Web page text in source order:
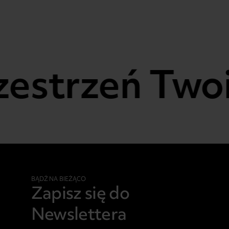
BĄDŹ NA BIEŻĄCO
Zapisz się do
Newslettera